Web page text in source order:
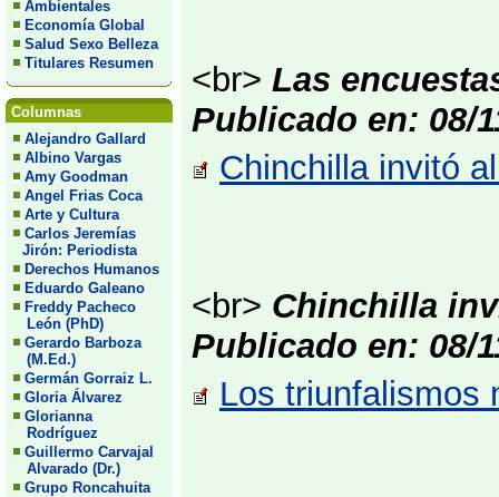
Ambientales
Economía Global
Salud Sexo Belleza
Titulares Resumen
Columnas
Alejandro Gallard
Albino Vargas
Amy Goodman
Angel Frias Coca
Arte y Cultura
Carlos Jeremías
Jirón: Periodista
Derechos Humanos
Eduardo Galeano
Freddy Pacheco
León (PhD)
Gerardo Barboza
(M.Ed.)
Germán Gorraiz L.
Gloria Álvarez
Glorianna
Rodríguez
Guillermo Carvajal
Alvarado (Dr.)
Grupo Roncahuita
<br> Las
Publicado en: 08/
Chinchilla invitó
<br> Chinchilla
Publicado en: 08/
Los triunfalismos